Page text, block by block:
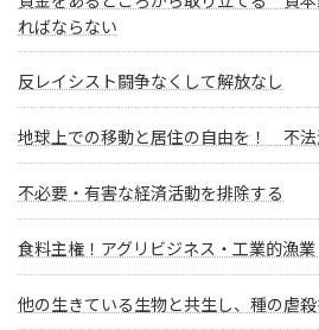
ればならない
反レイシスト闘争なくして解放なし
地球上での移動と居住の自由を！ 不法
不必要・有害な経済活動を排除する
食料主権！アグリビジネス・工業的漁
他の生きている生物と共生し、種の虐